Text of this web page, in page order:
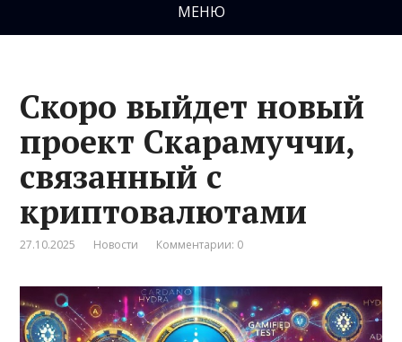
МЕНЮ
Скоро выйдет новый
проект Скарамуччи,
связанный с
криптовалютами
27.10.2025 Новости Комментарии: 0